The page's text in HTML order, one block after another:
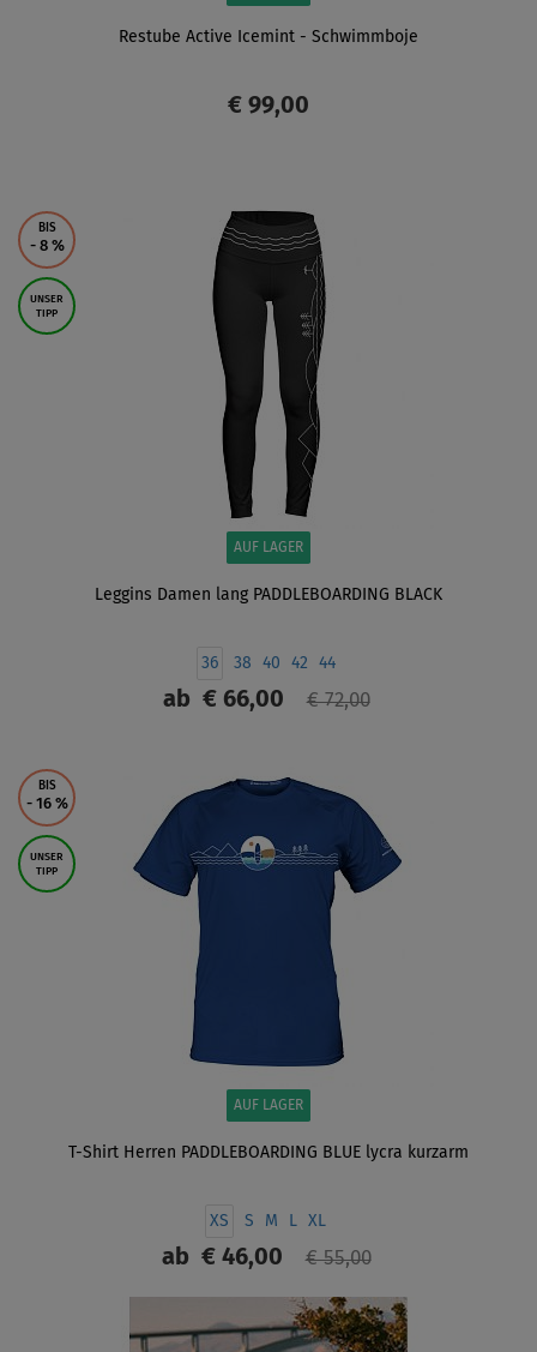
Restube Active Icemint - Schwimmboje
€ 99,00
BIS
- 8 %
UNSER
TIPP
AUF LAGER
Leggins Damen lang PADDLEBOARDING BLACK
36 38 40 42 44
ab€ 66,00 € 72,00
BIS
- 16 %
UNSER
TIPP
AUF LAGER
T-Shirt Herren PADDLEBOARDING BLUE lycra kurzarm
XS S M L XL
ab€ 46,00 € 55,00
ANZEIGEN